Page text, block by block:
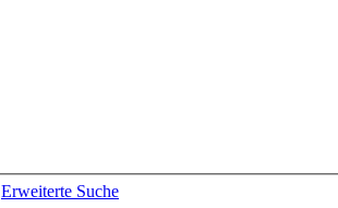
Erweiterte Suche